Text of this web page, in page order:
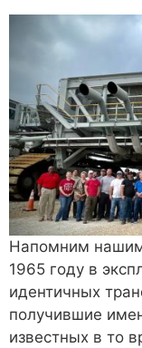
Напомним
1965 году в
идентичных
получившие
известных в то